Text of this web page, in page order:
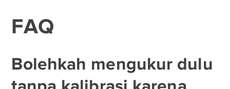
FAQ
Bolehkah mengukur dulu